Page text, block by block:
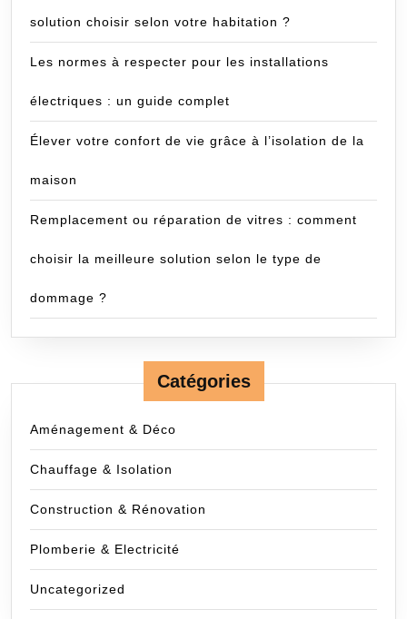
solution choisir selon votre habitation ?
Les normes à respecter pour les installations
électriques : un guide complet
Élever votre confort de vie grâce à l’isolation de la
maison
Remplacement ou réparation de vitres : comment
choisir la meilleure solution selon le type de
dommage ?
Catégories
Aménagement & Déco
Chauffage & Isolation
Construction & Rénovation
Plomberie & Electricité
Uncategorized